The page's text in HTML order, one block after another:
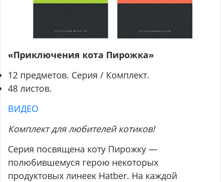
«Приключения кота Пирожка»
12 предметов. Серия / Комплект.
48 листов.
ВИДЕО
Комплект для любителей котиков!
Серия посвящена коту Пирожку —
полюбившемуся герою некоторых
продуктовых линеек Hatber. На каждой